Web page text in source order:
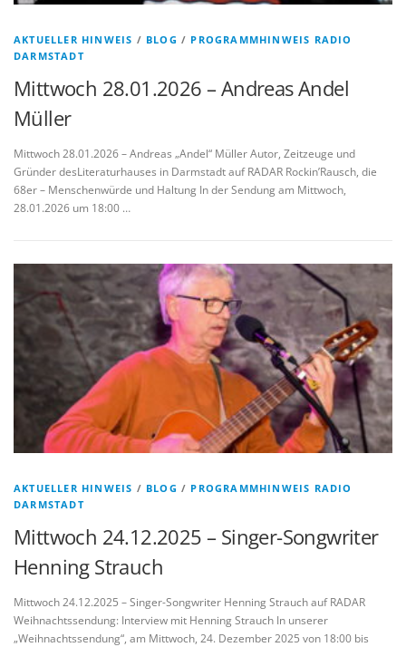
AKTUELLER HINWEIS / BLOG / PROGRAMMHINWEIS RADIO
DARMSTADT
Mittwoch 28.01.2026 – Andreas Andel
Müller
Mittwoch 28.01.2026 – Andreas „Andel“ Müller Autor, Zeitzeuge und
Gründer desLiteraturhauses in Darmstadt auf RADAR Rockin’Rausch, die
68er – Menschenwürde und Haltung In der Sendung am Mittwoch,
28.01.2026 um 18:00 …
AKTUELLER HINWEIS / BLOG / PROGRAMMHINWEIS RADIO
DARMSTADT
Mittwoch 24.12.2025 – Singer-Songwriter
Henning Strauch
Mittwoch 24.12.2025 – Singer-Songwriter Henning Strauch auf RADAR
Weihnachtssendung: Interview mit Henning Strauch In unserer
„Weihnachtssendung“, am Mittwoch, 24. Dezember 2025 von 18:00 bis